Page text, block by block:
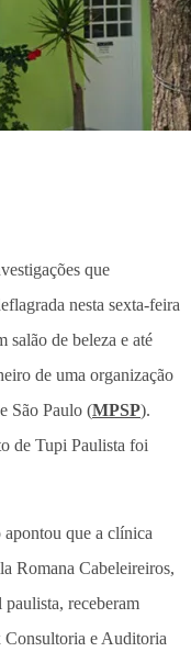
que
nesta sexta-feira
salão de beleza e até
de uma organização
São Paulo (MPSP).
de Tupi Paulista foi
que a clínica
Romana Cabeleireiros,
paulista, receberam
Consultoria e Auditoria